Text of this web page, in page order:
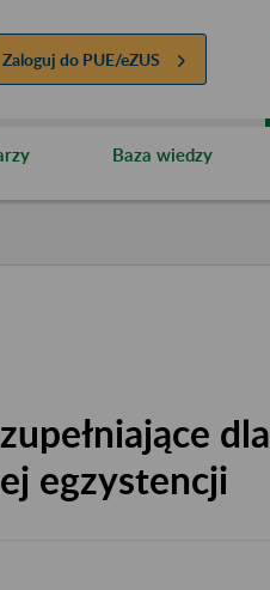
Zaloguj do PUE/eZUS
Baza wiedzy
dla
egzystencji